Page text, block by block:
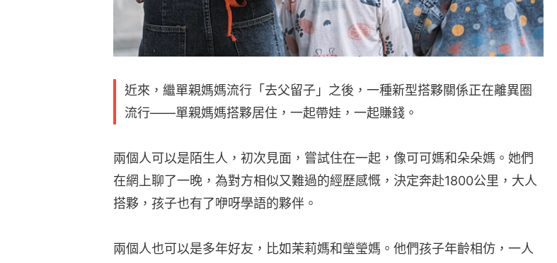
近來，繼單親媽媽流行「去父留子」之後，一種新型搭夥關係正在離異圈
流行——單親媽媽搭夥居住，一起帶娃，一起賺錢。
兩個人可以是陌生人，初次見面，嘗試住在一起，像可可媽和朵朵媽。她們
在網上聊了一晚，為對方相似又難過的經歷感慨，決定奔赴1800公里，大人
搭夥，孩子也有了咿呀學語的夥伴。
兩個人也可以是多年好友，比如茉莉媽和瑩瑩媽。他們孩子年齡相仿，一人